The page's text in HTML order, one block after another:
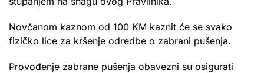
Novčanom kaznom od 100 KM kaznit će se svako
fizičko lice za kršenje odredbe o zabrani pušenja.
Provođenje zabrane pušenja obavezni su osigurati